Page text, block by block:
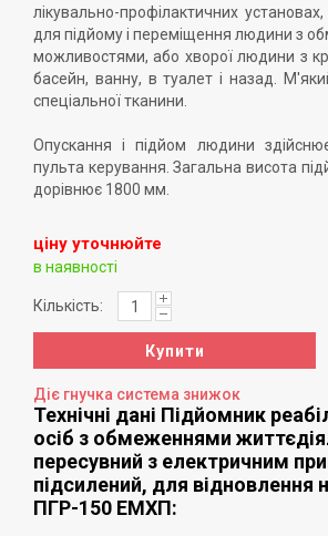
лікувально-профілактичних
для підйому і переміщення людини з
можливостями, або хворої людини з
басейн, ванну, в туалет і назад.
спеціальної тканини.
Опускання і підйом людини
пульта керування. Загальна висота
дорівнює 1800 мм.
ціну уточнюйте
в наявності
Кількість:
Купити
Діє гнучка система знижок
Технічні дані Підйомник
осіб з обмеженнями
пересувний з електричним
підсилений, для відновлення
ПГР-150 ЕМХП: